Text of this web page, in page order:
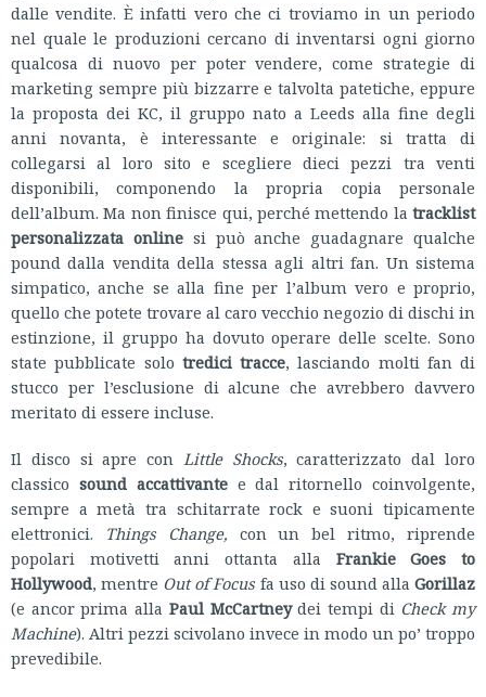
dalle vendite. È infatti vero che ci troviamo in un periodo
nel quale le produzioni cercano di inventarsi ogni giorno
qualcosa di nuovo per poter vendere, come strategie di
marketing sempre più bizzarre e talvolta patetiche, eppure
la proposta dei KC, il gruppo nato a Leeds alla fine degli
anni novanta, è interessante e originale: si tratta di
collegarsi al loro sito e scegliere dieci pezzi tra venti
disponibili, componendo la propria copia personale
dell’album. Ma non finisce qui, perché mettendo la tracklist
personalizzata onlinesi può anche guadagnare qualche
pound dalla vendita della stessa agli altri fan. Un sistema
simpatico, anche se alla fine per l’album vero e proprio,
quello che potete trovare al caro vecchio negozio di dischi in
estinzione, il gruppo ha dovuto operare delle scelte. Sono
state pubblicate solo tredici tracce, lasciando molti fan di
stucco per l’esclusione di alcune che avrebbero davvero
meritato di essere incluse.
Il disco si apre con Little Shocks, caratterizzato dal loro
classico sound accattivantee dal ritornello coinvolgente,
sempre a metà tra schitarrate rock e suoni tipicamente
elettronici.
Things Change, con un bel ritmo, riprende
popolari motivetti anni ottanta alla Frankie Goes to
Hollywood, mentre Out of Focusfa uso di sound allaGorillaz
(e ancor prima alla Paul McCartneydei tempi di Check my
Machine). Altri pezzi scivolano invece in modo un po’ troppo
prevedibile.